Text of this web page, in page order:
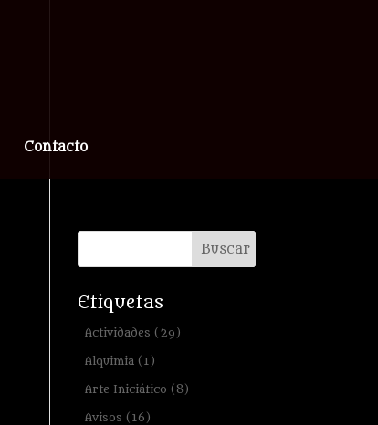
Contacto
Etiquetas
Actividades (29)
Alquimia (1)
Arte Iniciático (8)
Avisos (16)